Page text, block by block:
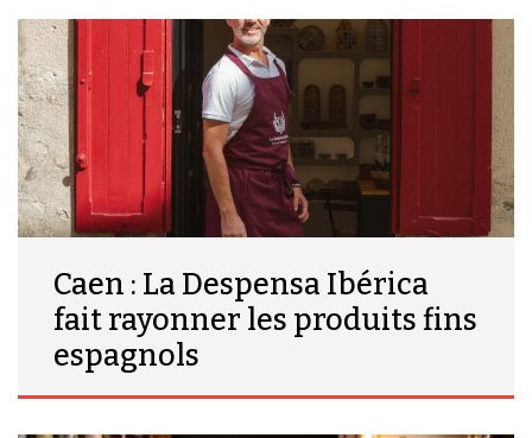
Caen : La Despensa Ibérica
fait rayonner les produits fins
espagnols